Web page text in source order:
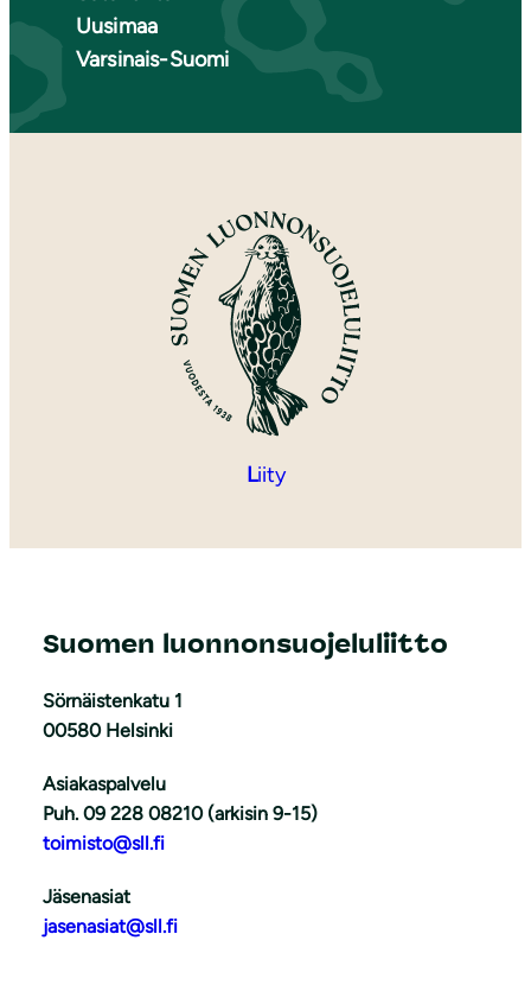
Uusimaa
Varsinais-Suomi
Liity
Suomen luonnonsuojeluliitto
Sörnäistenkatu 1
00580 Helsinki
Asiakaspalvelu
Puh. 09 228 08210 (arkisin 9-15)
toimisto@sll.fi
Jäsenasiat
jasenasiat@sll.fi